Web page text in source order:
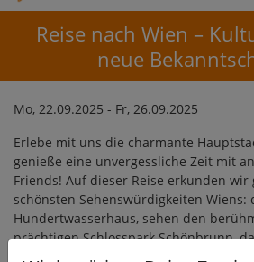
Reise nach Wien –
neue
Mo, 22.09.2025 - Fr, 26.09.2025
Erlebe mit uns die charmante
genieße eine unvergessliche Zeit mit
Friends! Auf dieser Reise erkunden wir
schönsten Sehenswürdigkeiten Wiens:
Hundertwasserhaus, sehen den
prächtigen Schlosspark Schönbrunn,
Belvedere und noch vieles mehr.